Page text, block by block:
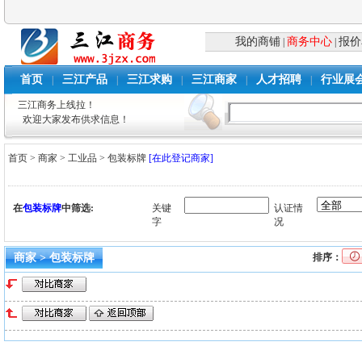
我的商铺 商务中心 |报
首页 三江产品 三江求购 三江商家 人才招聘 行业展
三江商务上线拉！
欢迎大家发布供求信息！
首页 >商家 >工业品>包装标牌 [在此登记商家]
在包装标牌中筛选:
关键
字
认证情
况
商家 > 包装标牌 排序：